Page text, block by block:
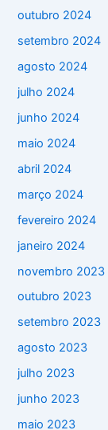
outubro 2024
setembro 2024
agosto 2024
julho 2024
junho 2024
maio 2024
abril 2024
março 2024
fevereiro 2024
janeiro 2024
novembro 2023
outubro 2023
setembro 2023
agosto 2023
julho 2023
junho 2023
maio 2023